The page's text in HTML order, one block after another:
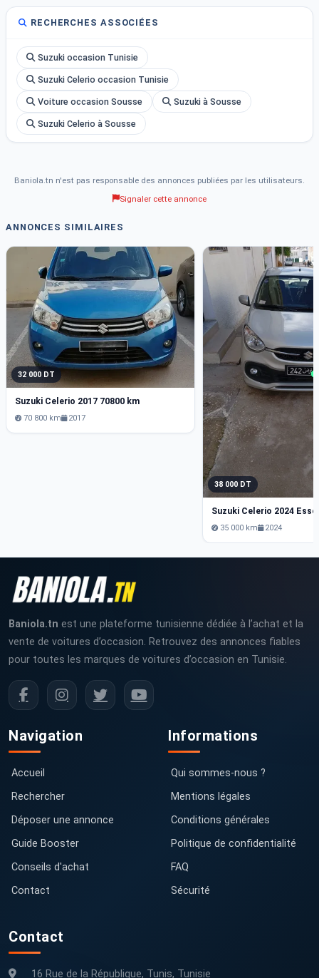
RECHERCHES ASSOCIÉES
Suzuki occasion Tunisie
Suzuki Celerio occasion Tunisie
Voiture occasion Sousse Suzuki à Sousse
Suzuki Celerio à Sousse
Baniola.tn n'est pas responsable des annonces publiées par les utilisateurs.
Signaler cette annonce
ANNONCES SIMILAIRES
32 000 DT
Suzuki Celerio 2017 70800 km
70 800 km 2017
38 000 DT
Suzuki Celerio 2024
35 000 km 2024
Baniola.tn est une plateforme tunisienne dédiée à l’achat et la
vente de voitures d’occasion. Retrouvez des annonces fiables
pour toutes les marques de voitures d’occasion en Tunisie.
Navigation
Accueil
Rechercher
Déposer une annonce
Guide Booster
Conseils d'achat
Contact
Informations
Qui sommes-nous ?
Mentions légales
Conditions générales
Politique de confidentialité
FAQ
Sécurité
Contact
16 Rue de la République, Tunis, Tunisie